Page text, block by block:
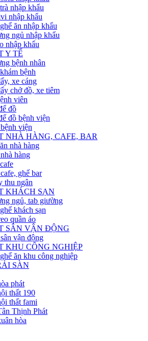
nhập khẩu
nhập khẩu
ăn nhập khẩu
ngủ nhập khẩu
nhập khẩu
Y TẾ
bệnh nhân
bệnh
xe cáng
chở đồ, xe tiêm
viên
đồ
đồ bệnh viện
viện
NHÀ HÀNG, CAFE, BAR
nhà hàng
hàng
ghế bar
thu ngân
KHÁCH SẠN
ngủ, tab giường
khách sạn
quần áo
SÂN VẬN ĐỘNG
vận động
KHU CÔNG NGHIỆP
ăn khu công nghiệp
SÀN
phát
thất 190
thất fami
Thịnh Phát
hòa